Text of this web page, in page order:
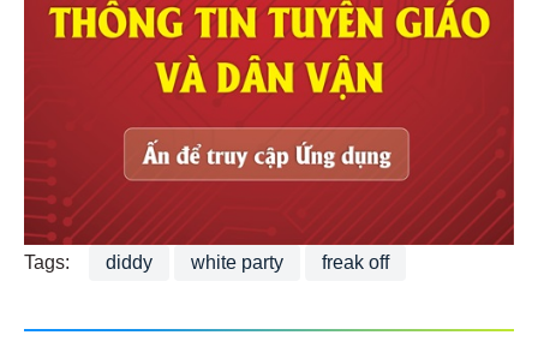
Tags: diddy white party freak off